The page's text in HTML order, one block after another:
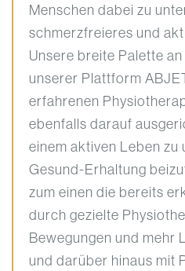
Menschen dabei zu
schmerzfreieres und
Unsere breite Palette
unserer Plattform
erfahrenen
ebenfalls darauf
einem aktiven Leben zu
Gesund-Erhaltung
zum einen die bereits
durch gezielte
Bewegungen und mehr
und darüber hinaus mit